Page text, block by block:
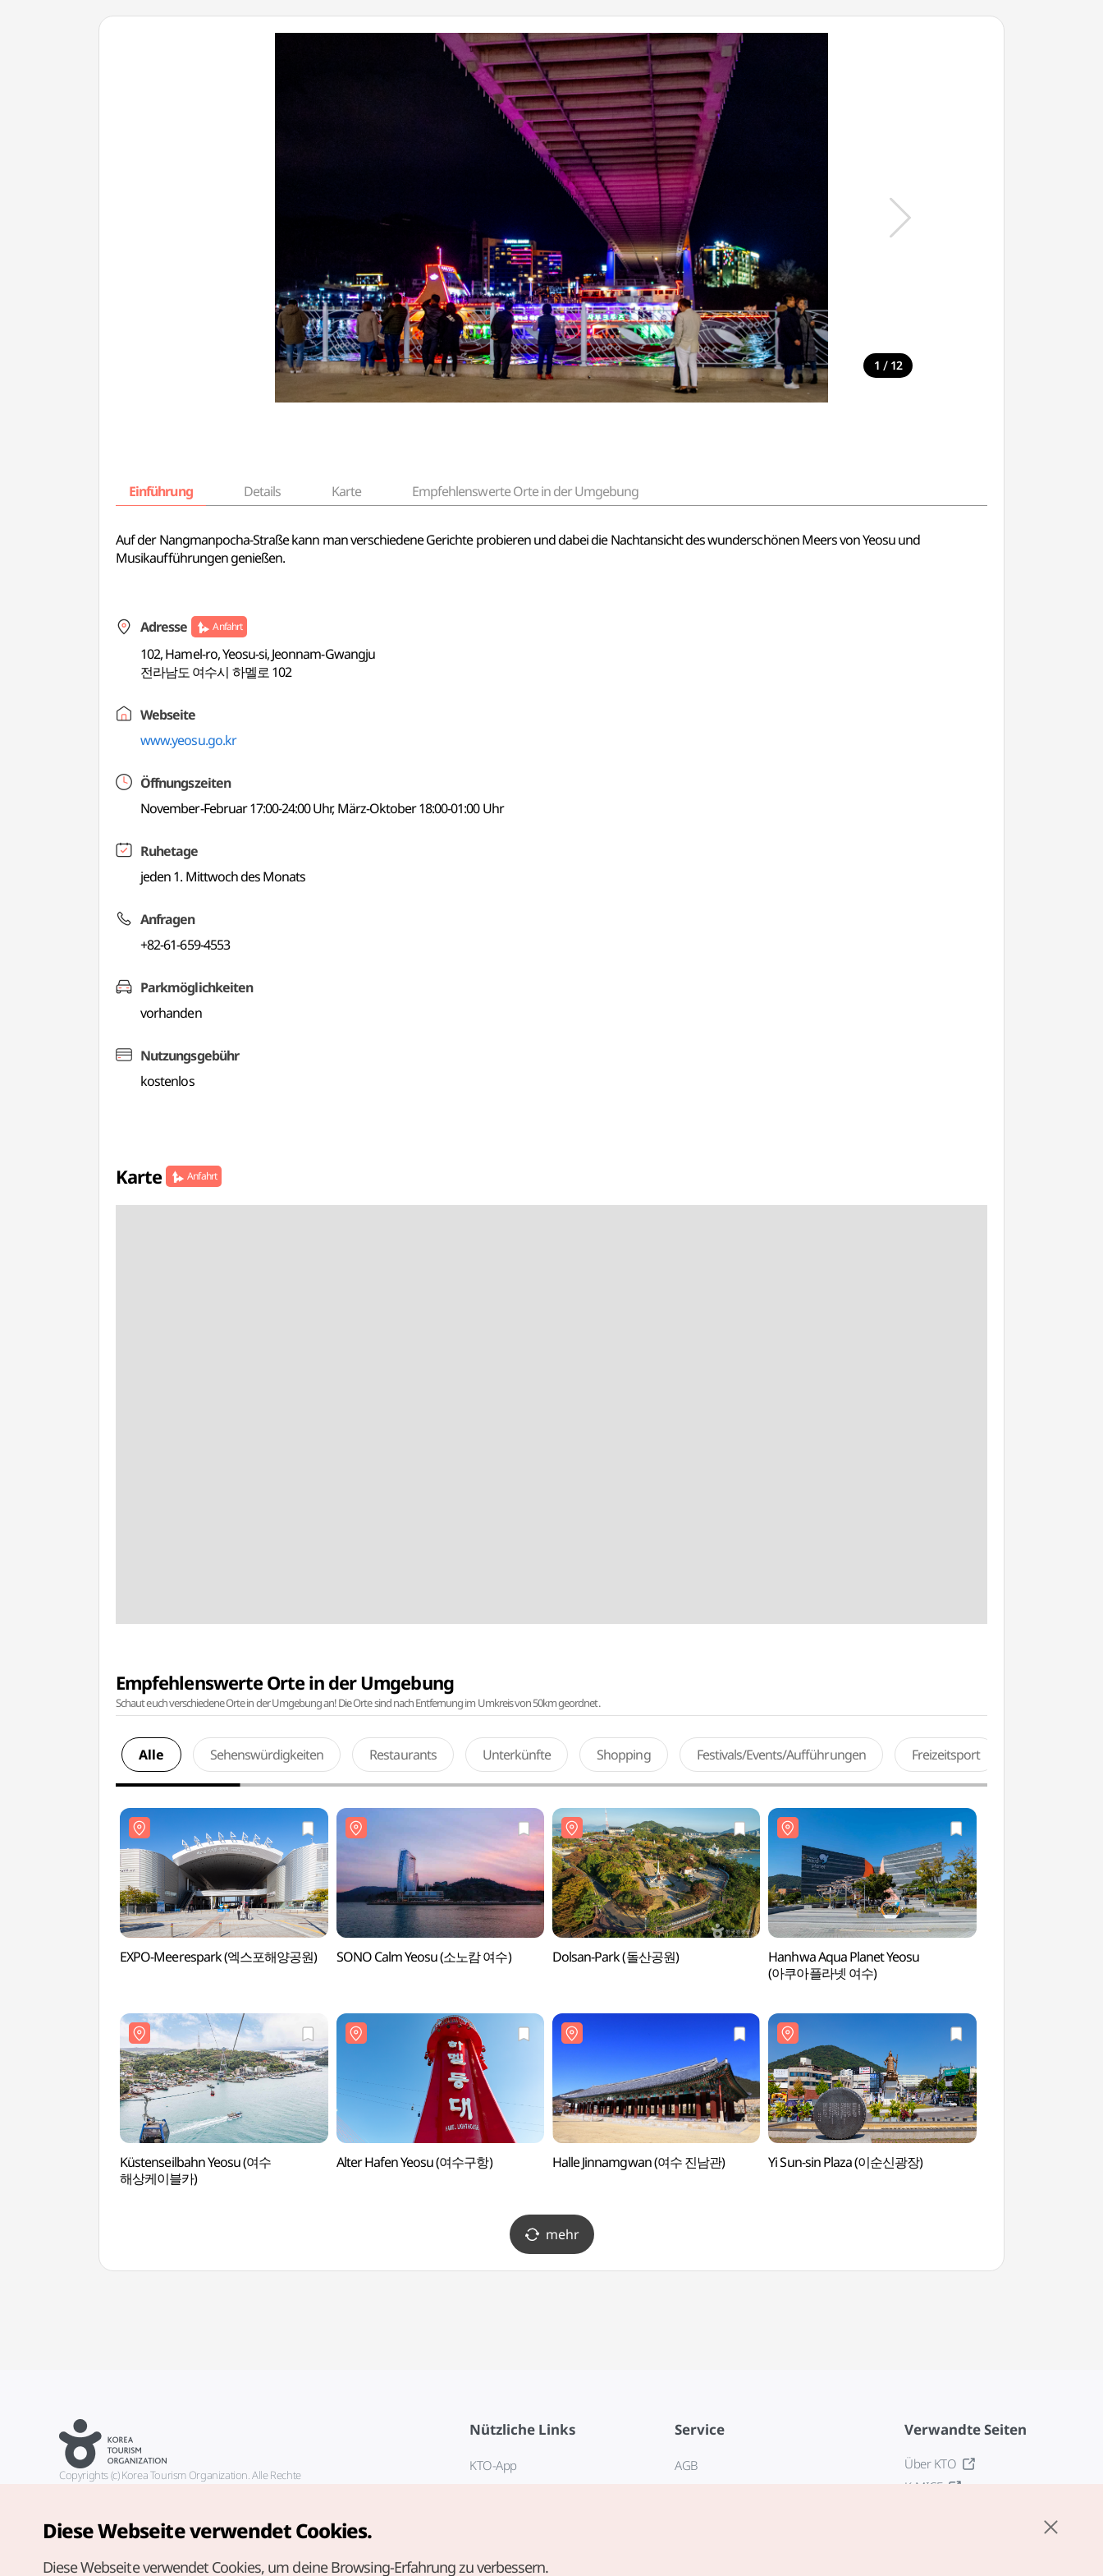
1 / 12
Einführung Details Karte Empfehlenswerte Orte in der Umgebung
Auf der Nangmanpocha-Straße kann man verschiedene Gerichte probieren und dabei die Nachtansicht des wunderschönen Meers von Yeosu und
Musikaufführungen genießen.
Adresse Anfahrt
102, Hamel-ro, Yeosu-si, Jeonnam-Gwangju
전라남도 여수시 하멜로 102
Webseite
www.yeosu.go.kr
Öffnungszeiten
November-Februar 17:00-24:00 Uhr, März-Oktober 18:00-01:00 Uhr
Ruhetage
jeden 1. Mittwoch des Monats
Anfragen
+82-61-659-4553
Parkmöglichkeiten
vorhanden
Nutzungsgebühr
kostenlos
Karte Anfahrt
Empfehlenswerte Orte in der Umgebung
Schaut euch verschiedene Orte in der Umgebung an! Die Orte sind nach Entfernung im Umkreis von 50km geordnet.
Alle Sehenswürdigkeiten Restaurants Unterkünfte Shopping Festivals/Events/Aufführungen Freizeitsport
EXPO-Meerespark (엑스포해양공원) SONO Calm Yeosu (소노캄 여수) Dolsan-Park (돌산공원)
Hanhwa Aqua Planet Yeosu
(아쿠아플라넷 여수)
Küstenseilbahn Yeosu (여수
해상케이블카)
Alter Hafen Yeosu (여수구항) Halle Jinnamgwan (여수 진남관) Yi Sun-sin Plaza (이순신광장)
mehr
Nützliche Links
KTO-App
Service
AGB
Verwandte Seiten
Über KTO
K-MICE
Copyrights (c) Korea Tourism Organization. Alle Rechte
german@knto.or.kr
Diese Webseite verwendet Cookies.
Diese Webseite verwendet Cookies, um deine Browsing-Erfahrung zu verbessern.